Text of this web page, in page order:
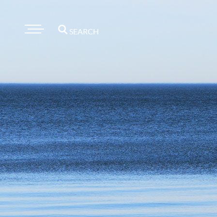
SEARCH